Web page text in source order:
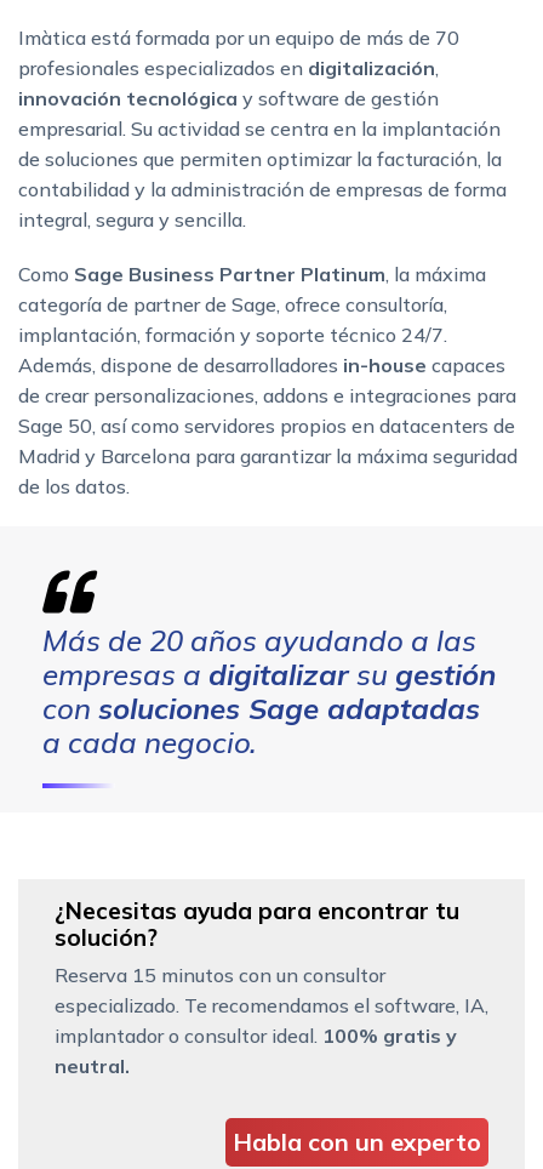
Imàtica está formada por un equipo de más de 70
profesionales especializados en digitalización,
innovación tecnológica y software de gestión
empresarial. Su actividad se centra en la implantación
de soluciones que permiten optimizar la facturación, la
contabilidad y la administración de empresas de forma
integral, segura y sencilla.
Como Sage Business Partner Platinum, la máxima
categoría de partner de Sage, ofrece consultoría,
implantación, formación y soporte técnico 24/7.
Además, dispone de desarrolladores in-house capaces
de crear personalizaciones, addons e integraciones para
Sage 50, así como servidores propios en datacenters de
Madrid y Barcelona para garantizar la máxima seguridad
de los datos.
Más de 20 años ayudando a las
empresas a digitalizarsu gestión
con soluciones Sage adaptadas
a cada negocio.
¿Necesitas ayuda para encontrar tu
solución?
Reserva 15 minutos con un consultor
especializado. Te recomendamos el software, IA,
implantador o consultor ideal. 100% gratis y
neutral.
Habla con un experto